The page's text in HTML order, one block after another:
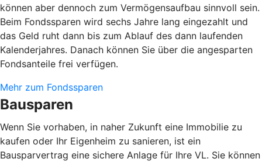
können aber dennoch zum Vermögensaufbau sinnvoll sein.
Beim Fondssparen wird sechs Jahre lang eingezahlt und
das Geld ruht dann bis zum Ablauf des dann laufenden
Kalenderjahres. Danach können Sie über die angesparten
Fondsanteile frei verfügen.
Mehr zum Fondssparen
Bausparen
Wenn Sie vorhaben, in naher Zukunft eine Immobilie zu
kaufen oder Ihr Eigenheim zu sanieren, ist ein
Bausparvertrag eine sichere Anlage für Ihre VL. Sie können